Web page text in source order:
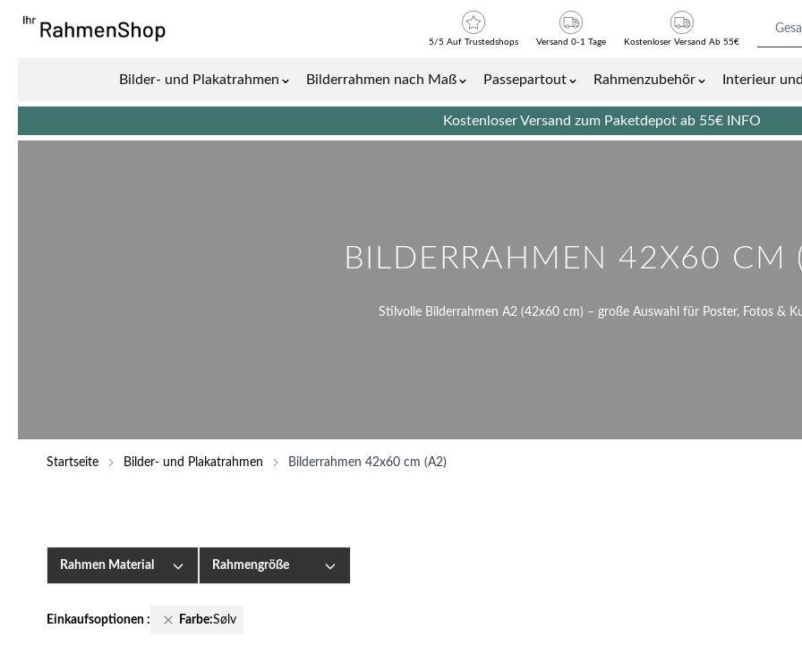
Bilder- und Plakatrahmen
Bilderrahmen nach Maß
Passepartout
Rahmenzubehör
Interieur
5/5 Auf Trustedshops Versand 0-1 Tage Kostenloser Versand Ab 55€
Kostenloser Versand zum Paketdepot ab 55€ INFO
BILDERRAHMEN 42X60 CM
Stilvolle Bilderrahmen A2 (42x60 cm) – große Auswahl für Poster, Fotos &
Startseite Bilder- und Plakatrahmen Bilderrahmen 42x60 cm (A2)
Einkaufsoptionen : Farbe:Sølv
Rahmen Material Rahmengröße